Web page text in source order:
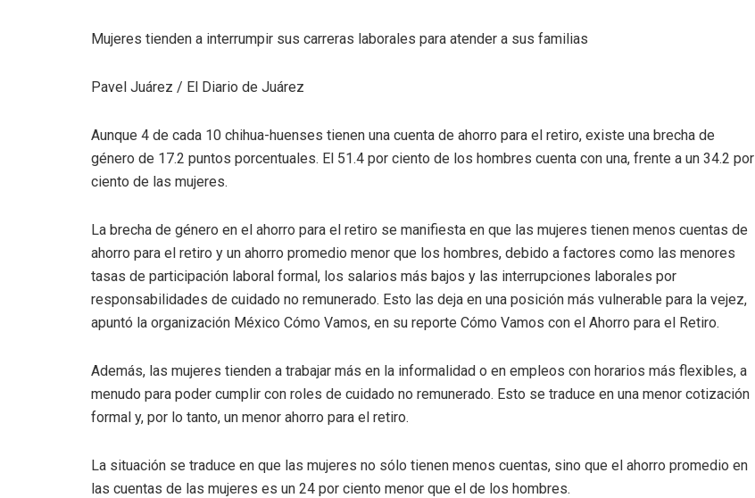
Mujeres tienden a interrumpir sus carreras laborales para atender a sus familias
Pavel Juárez / El Diario de Juárez
Aunque 4 de cada 10 chihua-huenses tienen una cuenta de ahorro para el retiro, existe una brecha de
género de 17.2 puntos porcentuales. El 51.4 por ciento de los hombres cuenta con una, frente a un 34.2 por
ciento de las mujeres.
La brecha de género en el ahorro para el retiro se manifiesta en que las mujeres tienen menos cuentas de
ahorro para el retiro y un ahorro promedio menor que los hombres, debido a factores como las menores
tasas de participación laboral formal, los salarios más bajos y las interrupciones laborales por
responsabilidades de cuidado no remunerado. Esto las deja en una posición más vulnerable para la vejez,
apuntó la organización México Cómo Vamos, en su reporte Cómo Vamos con el Ahorro para el Retiro.
Además, las mujeres tienden a trabajar más en la informalidad o en empleos con horarios más flexibles, a
menudo para poder cumplir con roles de cuidado no remunerado. Esto se traduce en una menor cotización
formal y, por lo tanto, un menor ahorro para el retiro.
La situación se traduce en que las mujeres no sólo tienen menos cuentas, sino que el ahorro promedio en
las cuentas de las mujeres es un 24 por ciento menor que el de los hombres.